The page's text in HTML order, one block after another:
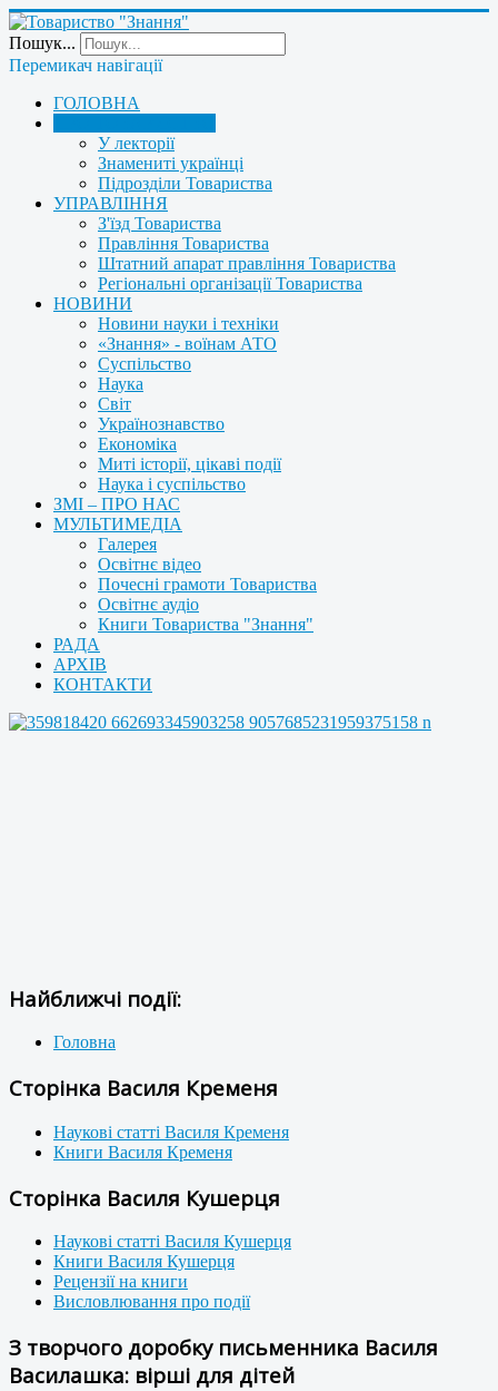
Пошук...
Перемикач навігації
ГОЛОВНА
У лекторії
Знамениті українці
Підрозділи Товариства
УПРАВЛІННЯ
З'їзд Товариства
Правління Товариства
Штатний апарат правління Товариства
Регіональні організації Товариства
НОВИНИ
Новини науки і техніки
«Знання» - воїнам АТО
Суспільство
Наука
Світ
Українознавство
Економіка
Миті історії, цікаві події
Наука і суспільство
ЗМІ – ПРО НАС
МУЛЬТИМЕДІА
Галерея
Освітнє відео
Почесні грамоти Товариства
Освітнє аудіо
Книги Товариства "Знання"
РАДА
АРХІВ
КОНТАКТИ
Найближчі події:
Головна
Сторінка Василя Кременя
Наукові статті Василя Кременя
Книги Василя Кременя
Сторінка Василя Кушерця
Наукові статті Василя Кушерця
Книги Василя Кушерця
Рецензії на книги
Висловлювання про події
З творчого доробку письменника Василя
Василашка: вірші для дітей